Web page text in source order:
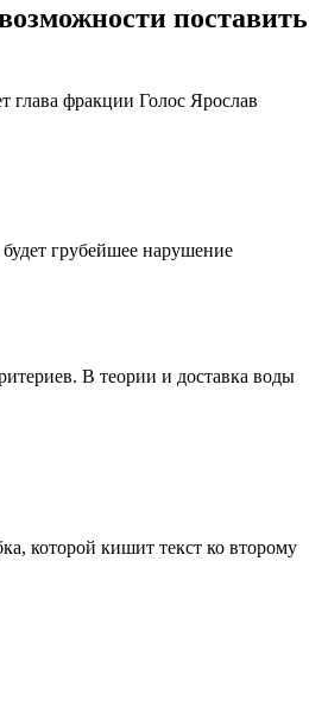
поставить
глава фракции Голос Ярослав
грубейшее нарушение
В теории и доставка воды
которой кишит текст ко второму